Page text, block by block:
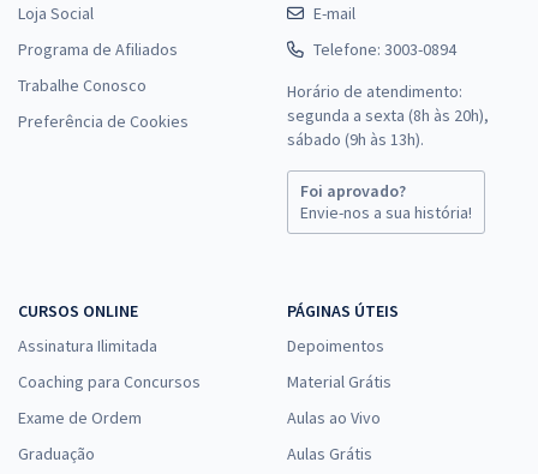
Loja Social
Programa de Afiliados
Trabalhe Conosco
Preferência de Cookies
E-mail
Telefone: 3003-0894
Horário de atendimento:
segunda a sexta (8h às 20h),
sábado (9h às 13h).
Foi aprovado?
Envie-nos a sua história!
CURSOS ONLINE
Assinatura Ilimitada
Coaching para Concursos
Exame de Ordem
Graduação
PÁGINAS ÚTEIS
Depoimentos
Material Grátis
Aulas ao Vivo
Aulas Grátis